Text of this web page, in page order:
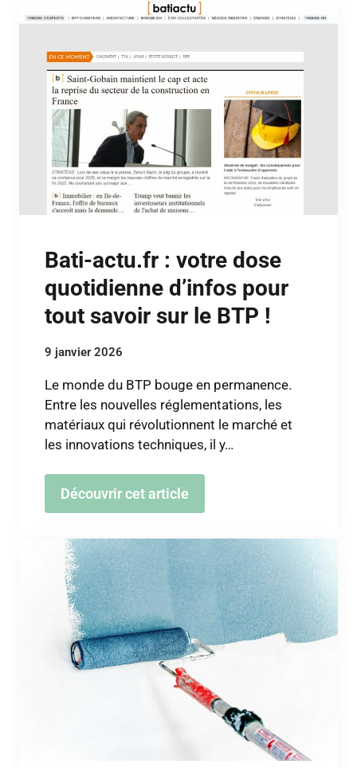
Bati-actu.fr : votre dose
quotidienne d’infos pour
tout savoir sur le BTP !
9 janvier 2026
Le monde du BTP bouge en permanence.
Entre les nouvelles réglementations, les
matériaux qui révolutionnent le marché et
les innovations techniques, il y…
Découvrir cet article